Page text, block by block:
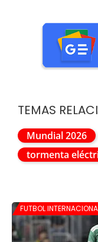
TEMAS
Mundial 2026
tormenta
FUTBOL